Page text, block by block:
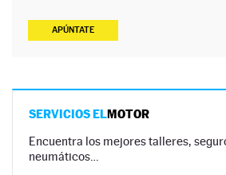
APÚNTATE
SERVICIOS ELMOTOR
Encuentra los mejores talleres,
neumáticos…